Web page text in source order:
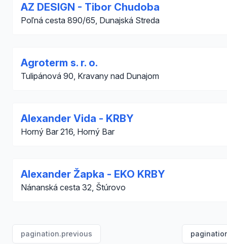
AZ DESIGN - Tibor Chudoba
Poľná cesta 890/65, Dunajská Streda
Agroterm s. r. o.
Tulipánová 90, Kravany nad Dunajom
Alexander Vida - KRBY
Horný Bar 216, Horný Bar
Alexander Žapka - EKO KRBY
Nánanská cesta 32, Štúrovo
pagination.previous